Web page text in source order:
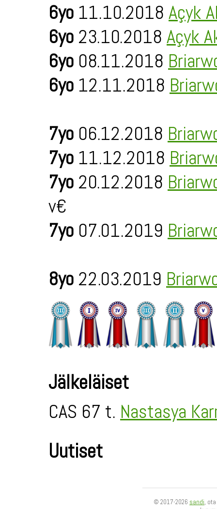
6yo 11.10.2018 Açyk
6yo 23.10.2018 Açyk
6yo 08.11.2018
6yo 12.11.2018
7yo 06.12.2018
7yo 11.12.2018
7yo 20.12.2018
v€
7yo 07.01.2019
8yo 22.03.2019
Jälkeläiset
CAS 67 t. Nastasya
Uutiset
© 2017-2026 sandi,